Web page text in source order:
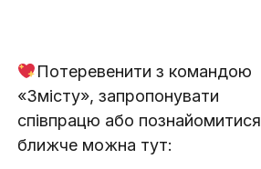
Потеревенити з командою
«Змісту», запропонувати
співпрацю або познайомитися
ближче можна тут: